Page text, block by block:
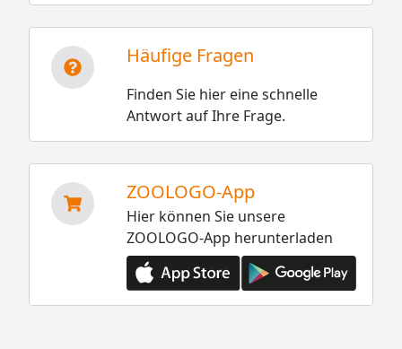
Häufige Fragen
Finden Sie hier eine schnelle
Antwort auf Ihre Frage.
ZOOLOGO-App
Hier können Sie unsere
ZOOLOGO-App herunterladen